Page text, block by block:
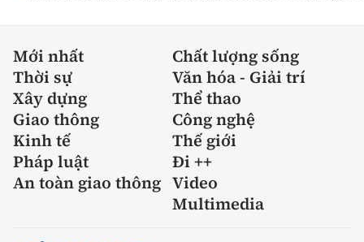
Mới nhất
Chất lượng sống
Thời sự
Văn hóa - Giải trí
Xây dựng
Thể thao
Giao thông
Công nghệ
Kinh tế
Thế giới
Pháp luật
Đi ++
An toàn giao thông Video
Multimedia